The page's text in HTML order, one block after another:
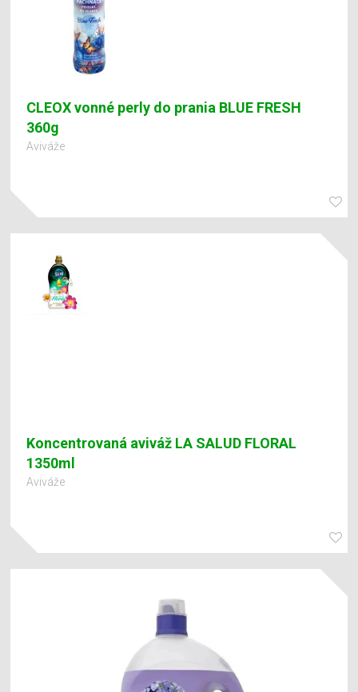
CLEOX vonné perly do prania BLUE FRESH
360g
Aviváže
Koncentrovaná aviváž LA SALUD FLORAL
1350ml
Aviváže